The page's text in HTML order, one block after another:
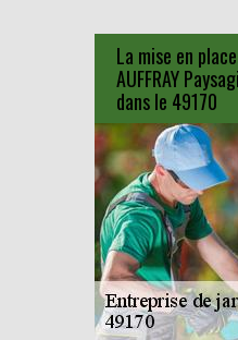
La mise en
AUFFRAY
dans le 49170